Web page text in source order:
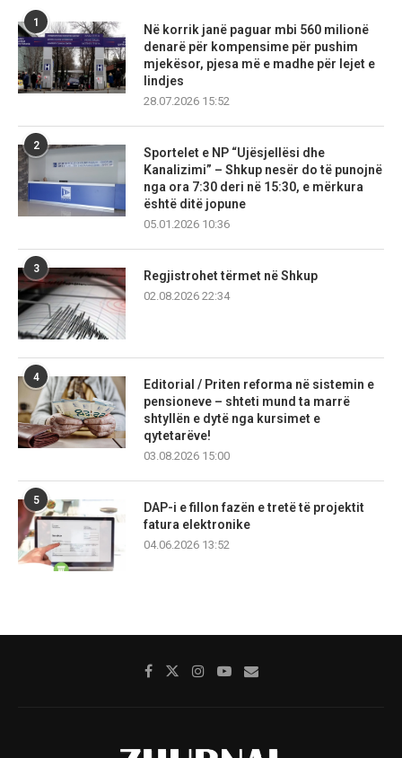
1
Në korrik janë paguar mbi 560 milionë
denarë për kompensime për pushim
mjekësor, pjesa më e madhe për lejet e
lindjes
28.07.2026 15:52
2
Sportelet e NP “Ujësjellësi dhe
Kanalizimi” – Shkup nesër do të punojnë
nga ora 7:30 deri në 15:30, e mërkura
është ditë jopune
05.01.2026 10:36
3
Regjistrohet tërmet në Shkup
02.08.2026 22:34
4
Editorial / Priten reforma në sistemin e
pensioneve – shteti mund ta marrë
shtyllën e dytë nga kursimet e
qytetarëve!
03.08.2026 15:00
5
DAP-i e fillon fazën e tretë të projektit
fatura elektronike
04.06.2026 13:52